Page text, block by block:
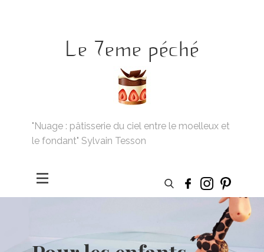
Le 7eme péché
"Nuage : pâtisserie du ciel entre le moelleux et
le fondant" Sylvain Tesson